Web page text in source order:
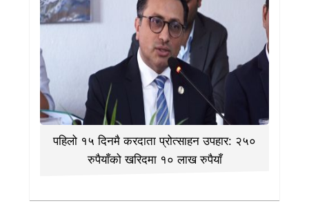
पहिलो १५ दिनमै करदाता प्रोत्साहन उपहार: २५०
रुपैयाँको खरिदमा १० लाख रुपैयाँ